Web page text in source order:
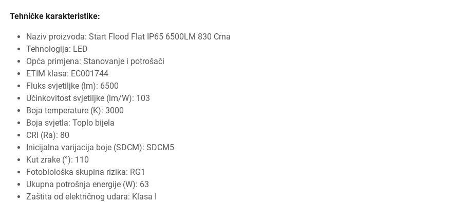
Tehničke karakteristike:
Naziv proizvoda: Start Flood Flat IP65 6500LM 830 Crna
Tehnologija: LED
Opća primjena: Stanovanje i potrošači
ETIM klasa: EC001744
Fluks svjetiljke (lm): 6500
Učinkovitost svjetiljke (lm/W): 103
Boja temperature (K): 3000
Boja svjetla: Toplo bijela
CRI (Ra): 80
Inicijalna varijacija boje (SDCM): SDCM5
Kut zrake (°): 110
Fotobiološka skupina rizika: RG1
Ukupna potrošnja energije (W): 63
Zaštita od električnog udara: Klasa I